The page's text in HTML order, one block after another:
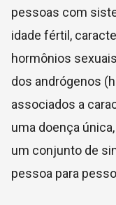
pessoas com
idade fértil,
hormônios
dos andrógenos
associados a
uma doença
um conjunto de
pessoa para